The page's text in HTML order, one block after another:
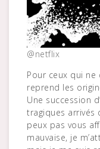
@netflix
Pour ceux qui
reprend les
Une succession
tragiques arrivés
peux pas vous
mauvaise, je